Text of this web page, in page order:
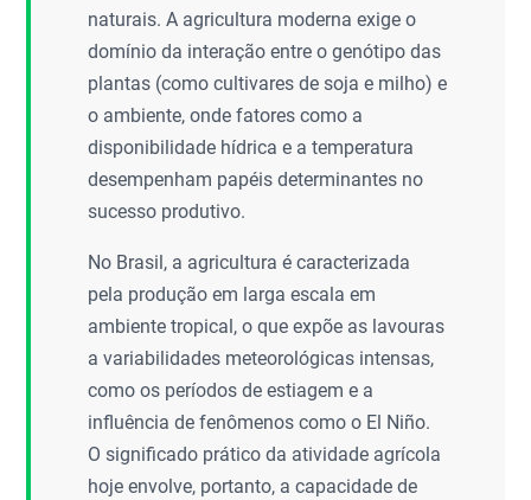
naturais. A agricultura moderna exige o
domínio da interação entre o genótipo das
plantas (como cultivares de soja e milho) e
o ambiente, onde fatores como a
disponibilidade hídrica e a temperatura
desempenham papéis determinantes no
sucesso produtivo.
No Brasil, a agricultura é caracterizada
pela produção em larga escala em
ambiente tropical, o que expõe as lavouras
a variabilidades meteorológicas intensas,
como os períodos de estiagem e a
influência de fenômenos como o El Niño.
O significado prático da atividade agrícola
hoje envolve, portanto, a capacidade de